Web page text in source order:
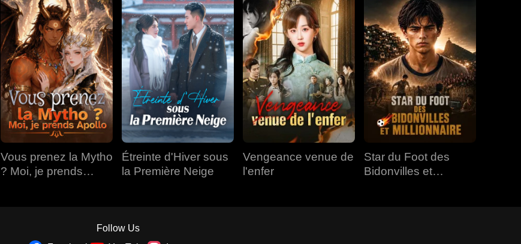
Vous prenez la Mytho
? Moi, je prends
Étreinte d'Hiver sous
la Première Neige
Vengeance venue de
l'enfer
Star du Foot des
Bidonvilles et
Follow Us